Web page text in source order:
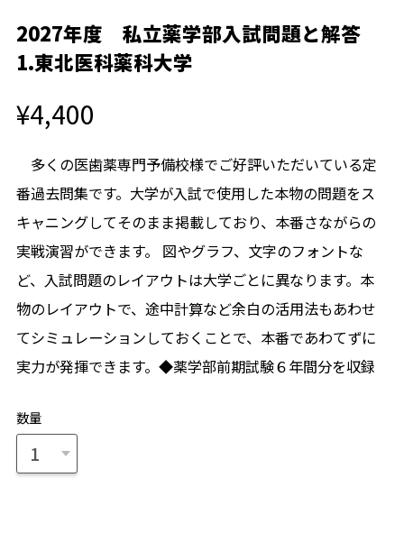
2027年度 私立薬学部入試問題と解答
1.東北医科薬科大学
¥4,400
多くの医歯薬専門予備校様でご好評いただいている定
番過去問集です。大学が入試で使用した本物の問題をス
キャニングしてそのまま掲載しており、本番さながらの
実戦演習ができます。 図やグラフ、文字のフォントな
ど、入試問題のレイアウトは大学ごとに異なります。本
物のレイアウトで、途中計算など余白の活用法もあわせ
てシミュレーションしておくことで、本番であわてずに
実力が発揮できます。◆薬学部前期試験６年間分を収録
数量